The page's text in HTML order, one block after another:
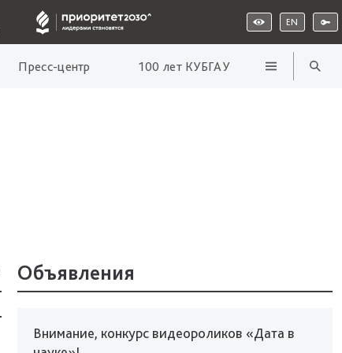
EN
Пресс-центр 100 лет КУБГАУ
Объявления
Внимание, конкурс видеороликов «Дата в